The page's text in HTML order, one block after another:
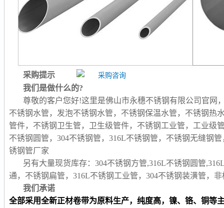
采购提示
我们是做什么的?
尊敬的客户您好!这里是佛山市永穗不锈钢有限公司官网
不锈钢水管，发泡不锈钢水管，不锈钢保温水管，不锈钢热
管件，不锈钢卫生管，卫生级管件，不锈钢工业管，工业级
不锈钢圆管，304不锈钢管，316L不锈钢管，不锈钢无缝钢
锈钢管厂家
另有大量现货库存：304不锈钢方管,316L不锈钢圆管
通，不锈钢扁管，316L不锈钢工业管，304不锈钢装潢管，
我们承诺
全部采用全新正材卷带为原料生产，纯度高，镍、铬、铜等